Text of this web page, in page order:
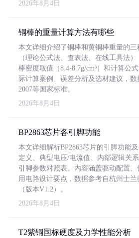
2026年8月4日
铜棒的重量计算方法有哪些
本文详细介绍了铜棒和黄铜棒重量的
（理论公式法、查表法、在线工具法
棒密度取值（8.4-8.7g/cm³）和计算公
际计算案例、误差分析及选材建议，数
2007等国家标准。
2026年8月4日
BP2863芯片各引脚功能
本文详细解析BP2863芯片的引脚功能
定义、典型电压/电流值、内部逻辑关
引脚参数对照表。内容涵盖驱动配置
用电路设计要点，数据参考自杭州士
（版本V1.2）。
2026年8月4日
T2紫铜国标硬度及力学性能分析